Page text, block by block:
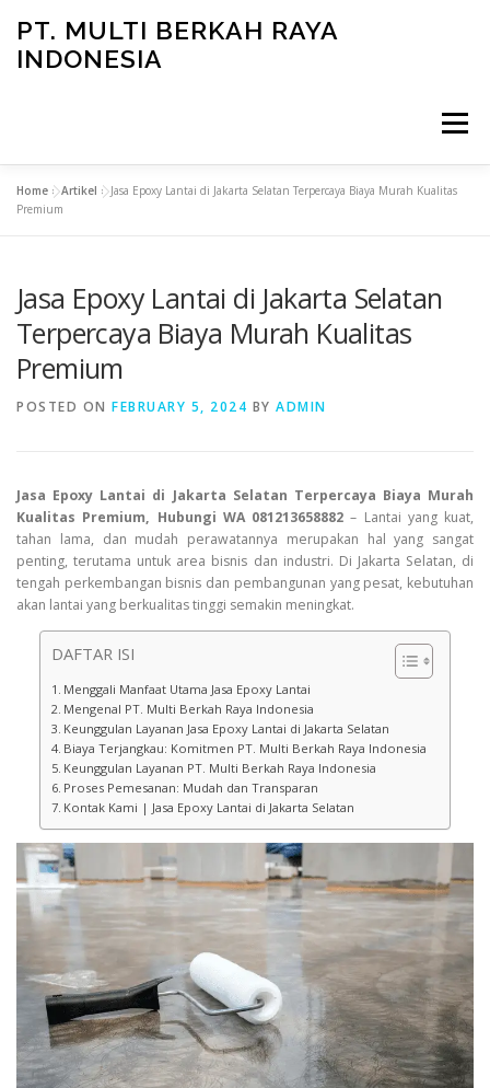
content
PT. MULTI BERKAH RAYA
INDONESIA
Menu
CONTACT
Home »Artikel »Jasa Epoxy Lantai di Jakarta Selatan Terpercaya Biaya Murah Kualitas
Premium
Jasa Epoxy Lantai di Jakarta Selatan
Terpercaya Biaya Murah Kualitas
Premium
POSTED ON FEBRUARY 5, 2024 BY ADMIN
Jasa Epoxy Lantai di Jakarta Selatan Terpercaya Biaya Murah
Kualitas Premium, Hubungi WA 081213658882 – Lantai yang kuat,
tahan lama, dan mudah perawatannya merupakan hal yang sangat
penting, terutama untuk area bisnis dan industri. Di Jakarta Selatan, di
tengah perkembangan bisnis dan pembangunan yang pesat, kebutuhan
akan lantai yang berkualitas tinggi semakin meningkat.
DAFTAR ISI
Menggali Manfaat Utama Jasa Epoxy Lantai
Mengenal PT. Multi Berkah Raya Indonesia
Keunggulan Layanan Jasa Epoxy Lantai di Jakarta Selatan
Biaya Terjangkau: Komitmen PT. Multi Berkah Raya Indonesia
Keunggulan Layanan PT. Multi Berkah Raya Indonesia
Proses Pemesanan: Mudah dan Transparan
Kontak Kami | Jasa Epoxy Lantai di Jakarta Selatan